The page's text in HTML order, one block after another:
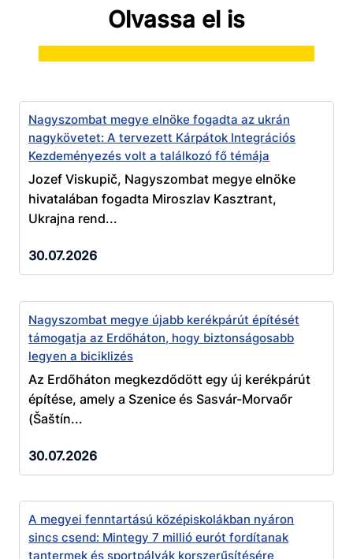
Olvassa el is
Nagyszombat megye elnöke fogadta az ukrán
nagykövetet: A tervezett Kárpátok Integrációs
Kezdeményezés volt a találkozó fő témája
Jozef Viskupič, Nagyszombat megye elnöke
hivatalában fogadta Miroszlav Kasztrant,
Ukrajna rend...
30.07.2026
Nagyszombat megye újabb kerékpárút építését
támogatja az Erdőháton, hogy biztonságosabb
legyen a biciklizés
Az Erdőháton megkezdődött egy új kerékpárút
építése, amely a Szenice és Sasvár-Morvaőr
(Šaštín...
30.07.2026
A megyei fenntartású középiskolákban nyáron
sincs csend: Mintegy 7 millió eurót fordítanak
tantermek és sportpályák korszerűsítésére